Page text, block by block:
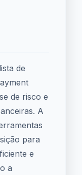
de
de risco e
A
para
e
a